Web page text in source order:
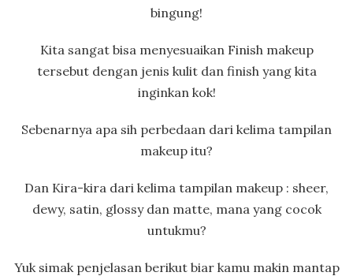
bingung!
Kita sangat bisa menyesuaikan Finish makeup
tersebut dengan jenis kulit dan finish yang kita
inginkan kok!
Sebenarnya apa sih perbedaan dari kelima tampilan
makeup itu?
Dan Kira-kira dari kelima tampilan makeup : sheer,
dewy, satin, glossy dan matte, mana yang cocok
untukmu?
Yuk simak penjelasan berikut biar kamu makin mantap